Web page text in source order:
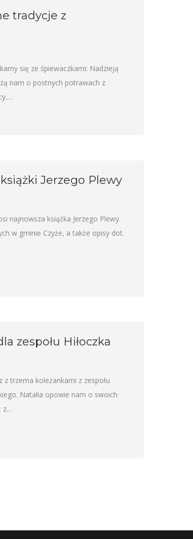
tradycje z
się ze śpiewaczkami: Nadzieją
nam o postnych potrawach z
Jerzego Plewy
najnowsza książka Jerzego Plewy.
w gminie Czyże, a także opisy dot.
zespołu Hiłoczka
trzema koleżankami z zespołu
Natalia opowie nam o swoich
z…